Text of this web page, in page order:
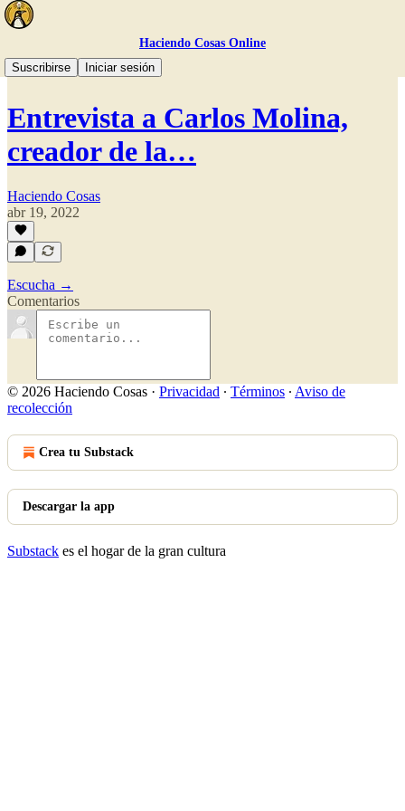
Haciendo Cosas Online
Suscribirse
Iniciar sesión
🎧 El Podcast
Entrevista a Carlos Molina,
creador de la…
Haciendo Cosas
abr 19, 2022
Escucha →
Comentarios
© 2026 Haciendo Cosas · Privacidad ∙ Términos ∙ Aviso de
recolección
Crea tu Substack
Descargar la app
Substack es el hogar de la gran cultura